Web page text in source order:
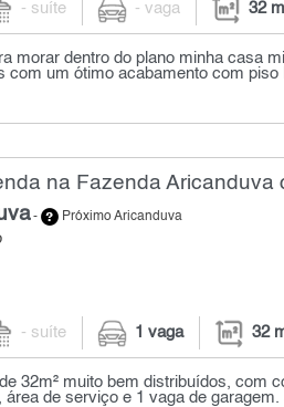
- suíte - vaga 32
morar dentro do plano minha casa
com um ótimo acabamento com piso
na Fazenda Aricanduva
- Próximo Aricanduva
- suíte 1 vaga 32
32m² muito bem distribuídos, com
de serviço e 1 vaga de garagem.